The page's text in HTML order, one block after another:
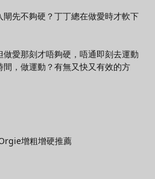
先不夠硬？丁丁總在做愛時才軟下
愛那刻才唔夠硬，唔通即刻去運動
，做運動？有無又快又有效的方
增粗增硬推薦